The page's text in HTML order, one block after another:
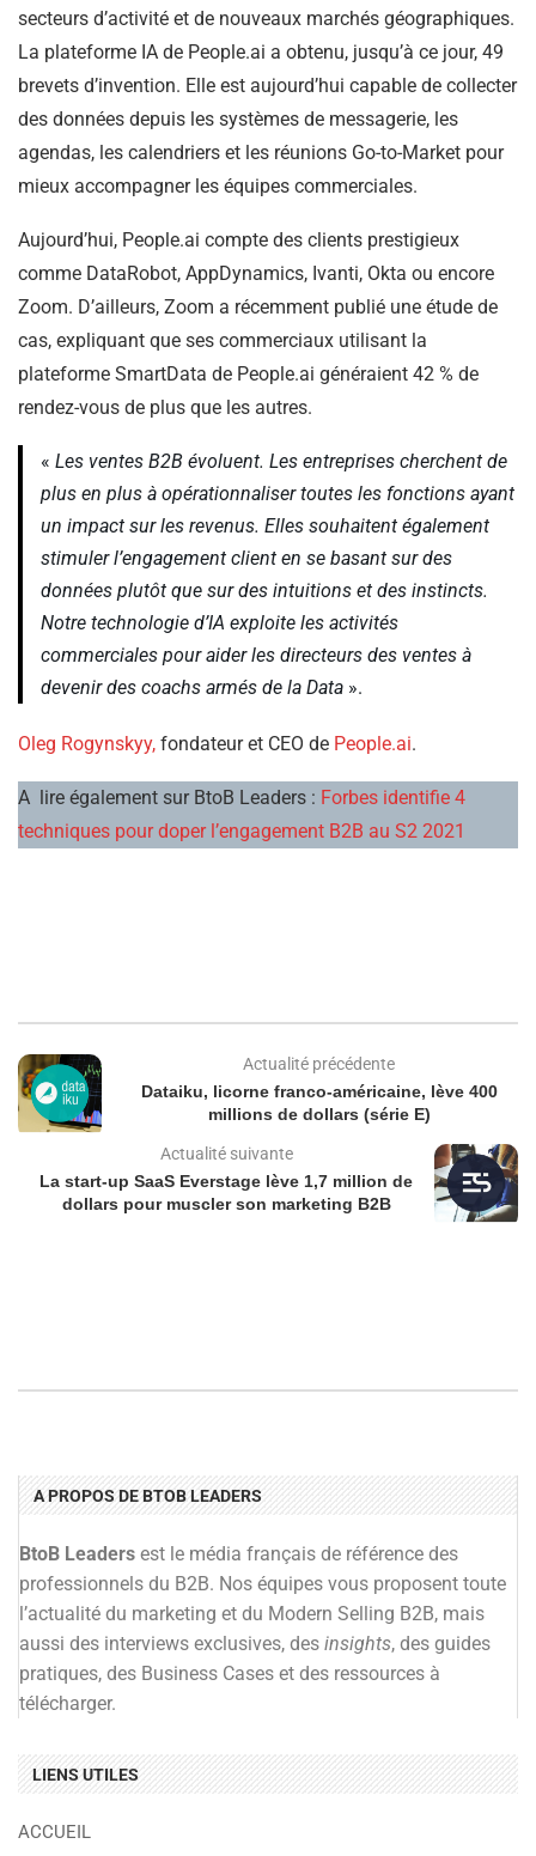
secteurs d’activité et de nouveaux marchés géographiques.
La plateforme IA de People.ai a obtenu, jusqu’à ce jour, 49
brevets d’invention. Elle est aujourd’hui capable de collecter
des données depuis les systèmes de messagerie, les
agendas, les calendriers et les réunions Go-to-Market pour
mieux accompagner les équipes commerciales.
Aujourd’hui, People.ai compte des clients prestigieux
comme DataRobot, AppDynamics, Ivanti, Okta ou encore
Zoom. D’ailleurs, Zoom a récemment publié une étude de
cas, expliquant que ses commerciaux utilisant la
plateforme SmartData de People.ai généraient 42 % de
rendez-vous de plus que les autres.
« Les ventes B2B évoluent. Les entreprises cherchent de
plus en plus à opérationnaliser toutes les fonctions ayant
un impact sur les revenus. Elles souhaitent également
stimuler l’engagement client en se basant sur des
données plutôt que sur des intuitions et des instincts.
Notre technologie d’IA exploite les activités
commerciales pour aider les directeurs des ventes à
devenir des coachs armés de la Data ».
Oleg Rogynskyy, fondateur et CEO de People.ai.
A lire également sur BtoB Leaders : Forbes identifie 4
techniques pour doper l’engagement B2B au S2 2021
Actualité précédente
Dataiku, licorne franco-américaine, lève 400
millions de dollars (série E)
Actualité suivante
La start-up SaaS Everstage lève 1,7 million de
dollars pour muscler son marketing B2B
A PROPOS DE BTOB LEADERS
BtoB Leaders est le média français de référence des
professionnels du B2B. Nos équipes vous proposent toute
l’actualité du marketing et du Modern Selling B2B, mais
aussi des interviews exclusives, des insights, des guides
pratiques, des Business Cases et des ressources à
télécharger.
LIENS UTILES
ACCUEIL